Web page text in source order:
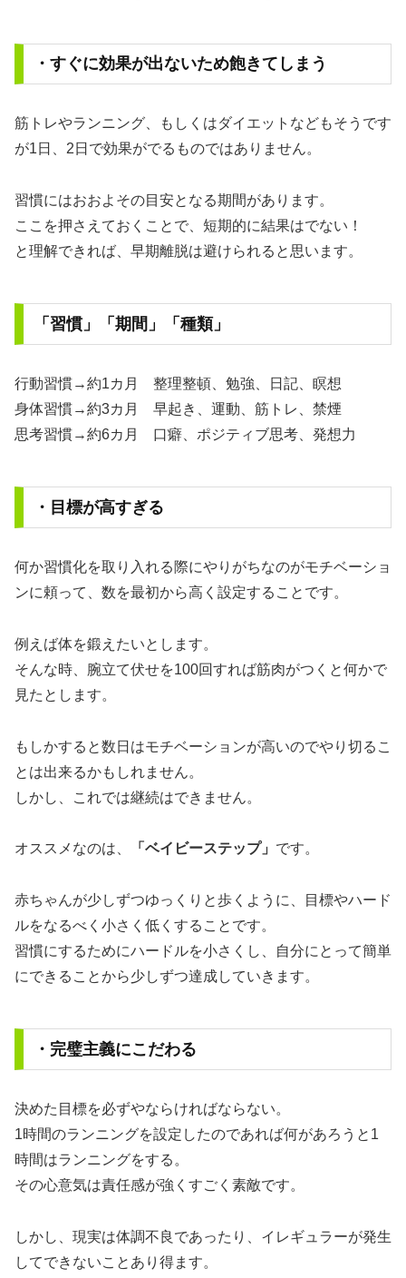
・すぐに効果が出ないため飽きてしまう
筋トレやランニング、もしくはダイエットなどもそうです
が1日、2日で効果がでるものではありません。
習慣にはおおよその目安となる期間があります。
ここを押さえておくことで、短期的に結果はでない！
と理解できれば、早期離脱は避けられると思います。
「習慣」「期間」「種類」
行動習慣→約1カ月 整理整頓、勉強、日記、瞑想
身体習慣→約3カ月 早起き、運動、筋トレ、禁煙
思考習慣→約6カ月 口癖、ポジティブ思考、発想力
・目標が高すぎる
何か習慣化を取り入れる際にやりがちなのがモチベーショ
ンに頼って、数を最初から高く設定することです。
例えば体を鍛えたいとします。
そんな時、腕立て伏せを100回すれば筋肉がつくと何かで
見たとします。
もしかすると数日はモチベーションが高いのでやり切るこ
とは出来るかもしれません。
しかし、これでは継続はできません。
オススメなのは、 「ベイビーステップ」 です。
赤ちゃんが少しずつゆっくりと歩くように、目標やハード
ルをなるべく小さく低くすることです。
習慣にするためにハードルを小さくし、自分にとって簡単
にできることから少しずつ達成していきます。
・完璧主義にこだわる
決めた目標を必ずやならければならない。
1時間のランニングを設定したのであれば何があろうと1
時間はランニングをする。
その心意気は責任感が強くすごく素敵です。
しかし、現実は体調不良であったり、イレギュラーが発生
してできないことあり得ます。